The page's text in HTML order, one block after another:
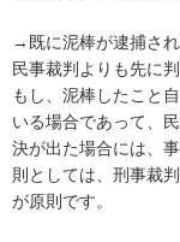
→既に泥棒が逮捕さ
民事裁判よりも先に
もし、泥棒したこと
いる場合であって、
決が出た場合には、
則としては、刑事裁
が原則です。